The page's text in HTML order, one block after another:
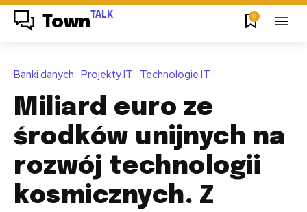
Town TALK 0
Banki danych Projekty IT Technologie IT
Miliard euro ze
środków unijnych na
rozwój technologii
kosmicznych. Z